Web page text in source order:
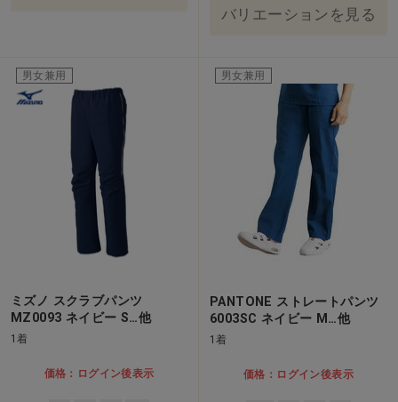
バリエーションを見る
男女兼用
ミズノ スクラブパンツ
MZ0093 ネイビー S…他
1着
価格：ログイン後表示
男女兼用
PANTONE ストレートパンツ
6003SC ネイビー M…他
1着
価格：ログイン後表示